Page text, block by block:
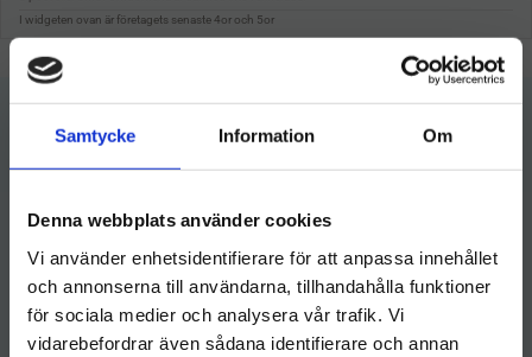
Samtycke Information Om
Denna webbplats använder cookies
Vi använder enhetsidentifierare för att anpassa innehållet
och annonserna till användarna, tillhandahålla funktioner
för sociala medier och analysera vår trafik. Vi
vidarebefordrar även sådana identifierare och annan
Hygieneleeds
kundservice@hygieneleeds.se
Kundtjänst: 076 023 4959